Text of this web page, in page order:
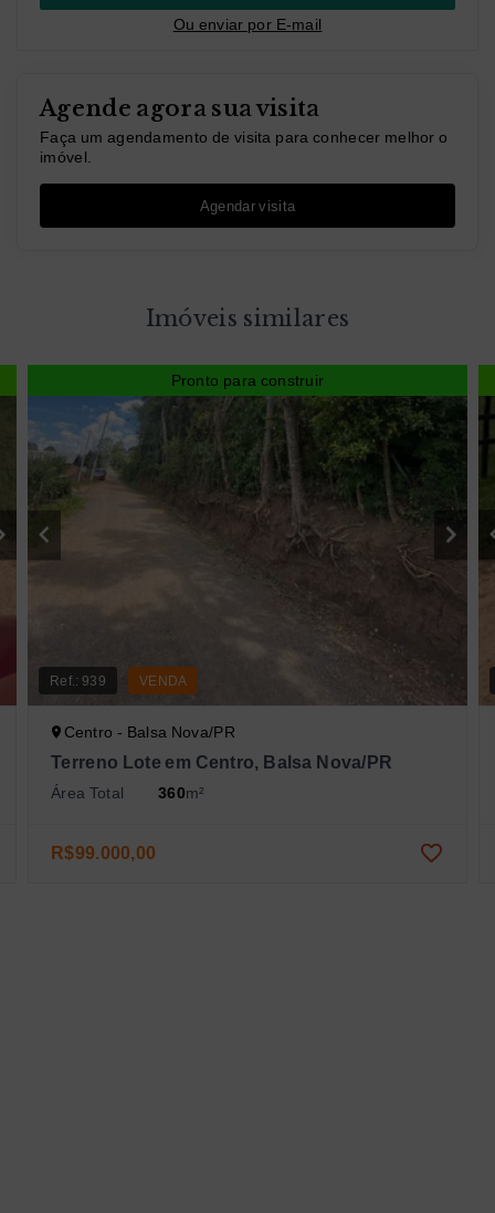
Ou enviar por E-mail
Agende agora sua visita
Faça um agendamento de visita para conhecer melhor o
imóvel.
Agendar visita
Imóveis similares
Pronto para construir
Ref.: 939 VENDA
Centro - Balsa Nova/PR
Terreno Lote em Centro, Balsa Nova/PR
Área Total 360m²
R$99.000,00